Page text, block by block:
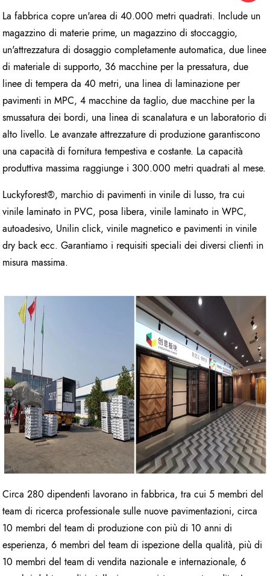
La fabbrica copre un'area di 40.000 metri quadrati. Include un
magazzino di materie prime, un magazzino di stoccaggio,
un'attrezzatura di dosaggio completamente automatica, due linee
di materiale di supporto, 36 macchine per la pressatura, due
linee di tempera da 40 metri, una linea di laminazione per
pavimenti in MPC, 4 macchine da taglio, due macchine per la
smussatura dei bordi, una linea di scanalatura e un laboratorio di
alto livello. Le avanzate attrezzature di produzione garantiscono
una capacità di fornitura tempestiva e costante. La capacità
produttiva massima raggiunge i 300.000 metri quadrati al mese.
Luckyforest®, marchio di pavimenti in vinile di lusso, tra cui
vinile laminato in PVC, posa libera, vinile laminato in WPC,
autoadesivo, Unilin click, vinile magnetico e pavimenti in vinile
dry back ecc. Garantiamo i requisiti speciali dei diversi clienti in
misura massima.
Circa 280 dipendenti lavorano in fabbrica, tra cui 5 membri del
team di ricerca professionale sulle nuove pavimentazioni, circa
10 membri del team di produzione con più di 10 anni di
esperienza, 6 membri del team di ispezione della qualità, più di
10 membri del team di vendita nazionale e internazionale, 6